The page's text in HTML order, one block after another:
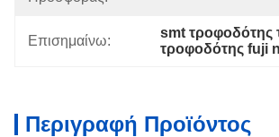
Επισημαίνω:
smt τροφοδότης
τροφοδότης fuji
Περιγραφή Προϊόντος